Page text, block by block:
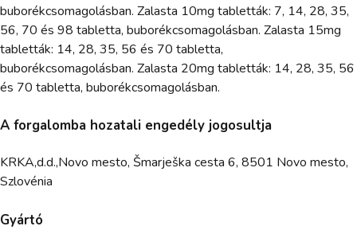
buborékcsomagolásban. Zalasta 10mg tabletták: 7, 14, 28, 35,
56, 70 és 98 tabletta, buborékcsomagolásban. Zalasta 15mg
tabletták: 14, 28, 35, 56 és 70 tabletta,
buborékcsomagolásban. Zalasta 20mg tabletták: 14, 28, 35, 56
és 70 tabletta, buborékcsomagolásban.
A forgalomba hozatali engedély jogosultja
KRKA,d.d.,Novo mesto, Šmarješka cesta 6, 8501 Novo mesto,
Szlovénia
Gyártó